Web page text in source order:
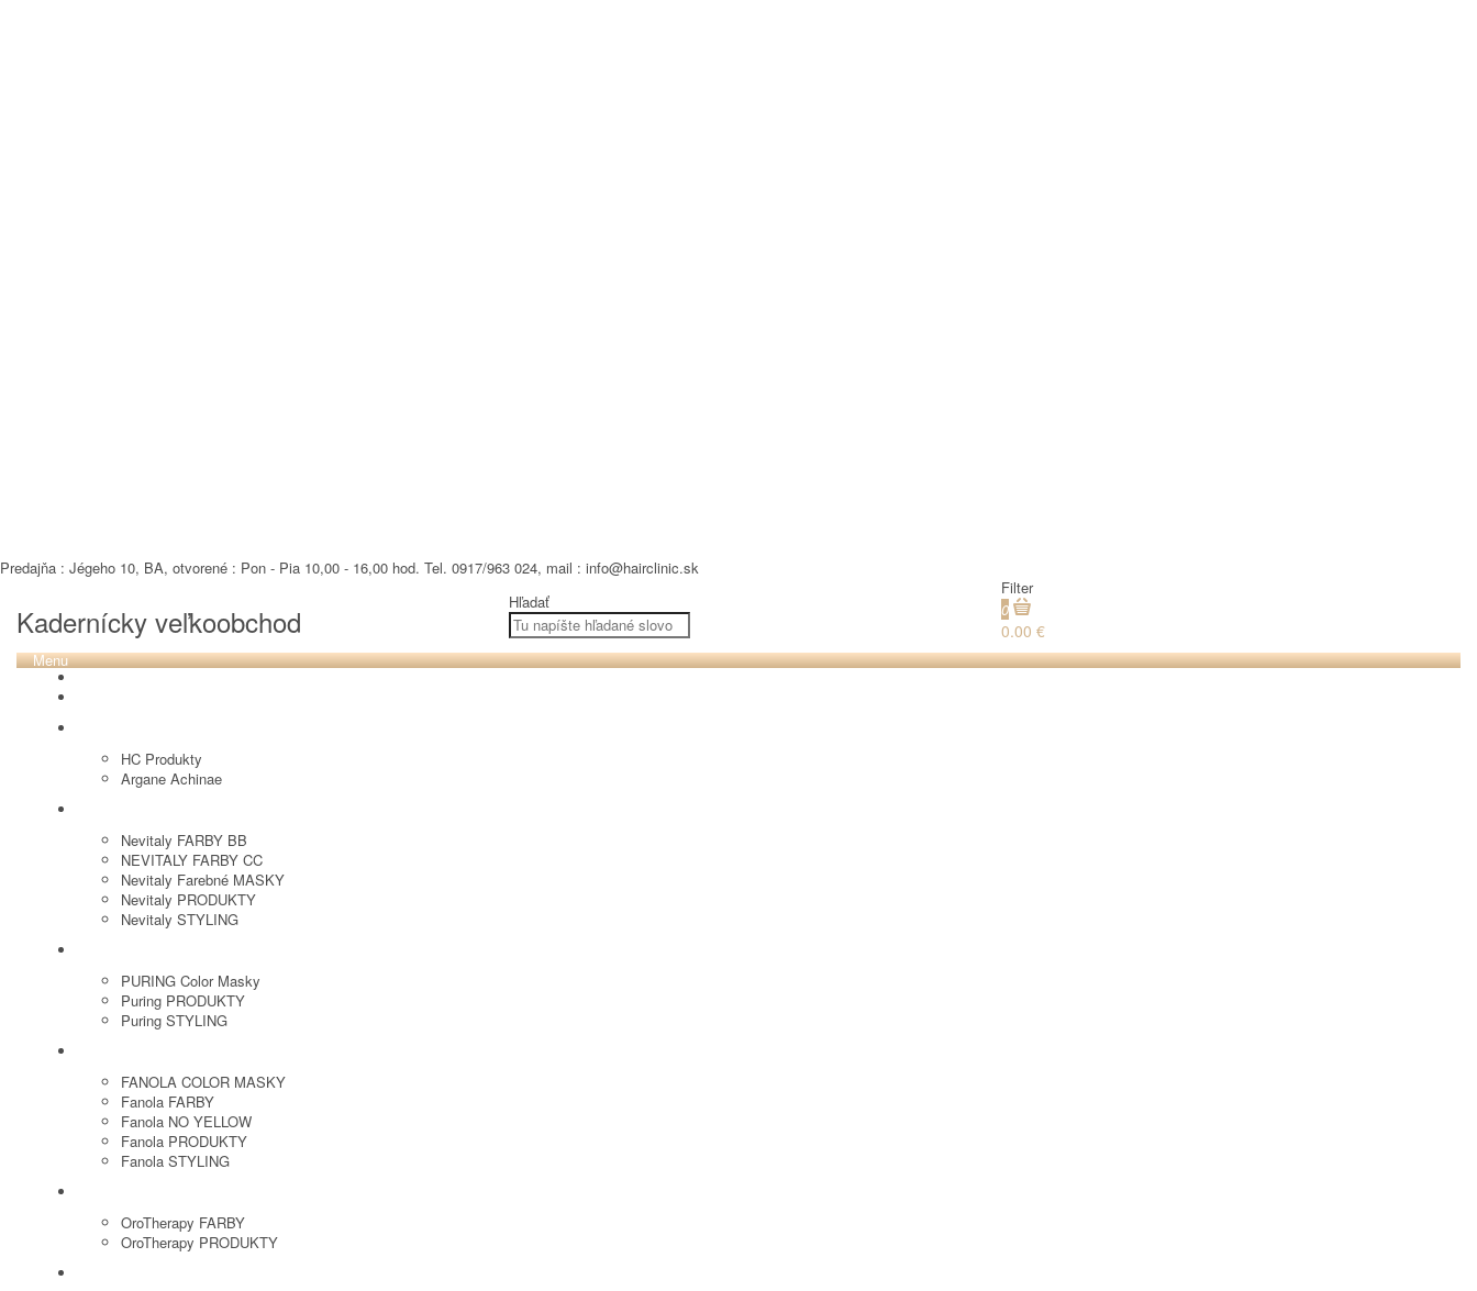
Predajňa : Jégeho 10, BA, otvorené : Pon - Pia 10,00 - 16,00 hod. Tel. 0917/963 024, mail : info@hairclinic.sk
Kadernícky veľkoobchod Hľadať
Filter
0
0.00 €
Menu
HC Produkty
Argane Achinae
Nevitaly FARBY BB
NEVITALY FARBY CC
Nevitaly Farebné MASKY
Nevitaly PRODUKTY
Nevitaly STYLING
PURING Color Masky
Puring PRODUKTY
Puring STYLING
FANOLA COLOR MASKY
Fanola FARBY
Fanola NO YELLOW
Fanola PRODUKTY
Fanola STYLING
OroTherapy FARBY
OroTherapy PRODUKTY